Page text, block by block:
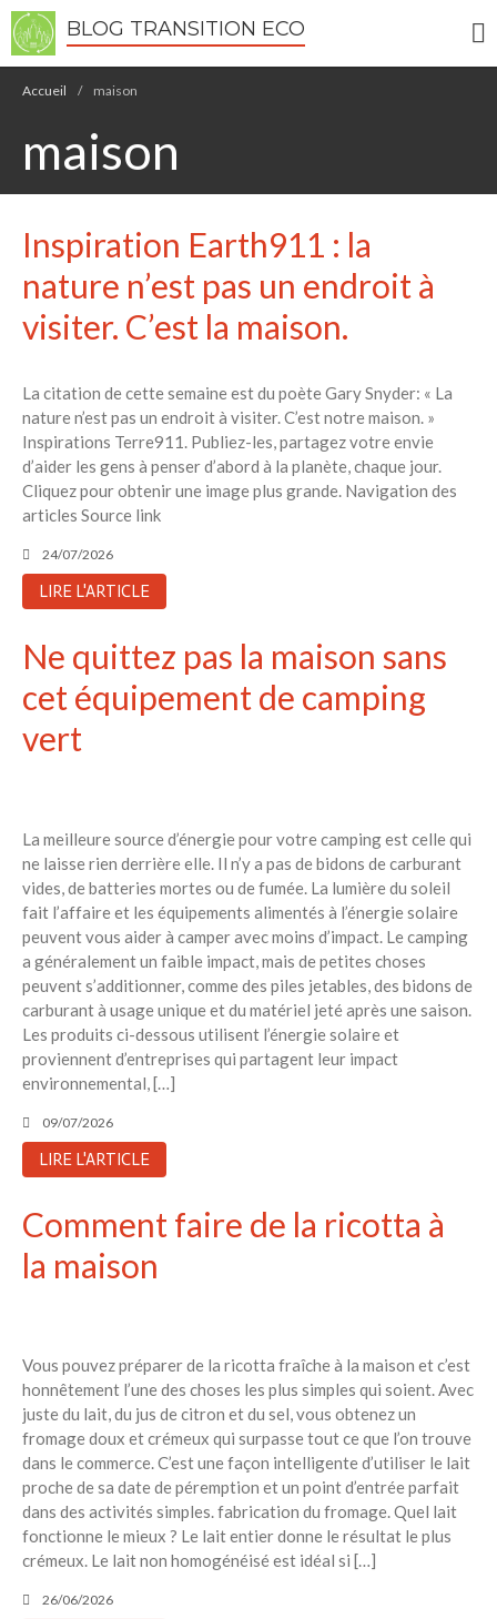
Développement durable
Permaculture
🌿Recettes Bio DIY
Rechercher
Recent Posts
Toits verts | Association
Permaculturelle
L’intelligence artificielle pour
succès d’une invasion – The
Applied Ecologist
Recent Comments
Aucun commentaire à afficher.
BLOG TRANSITION ECO
Accueil / maison
maison
Inspiration Earth911 : la
nature n’est pas un endroit à
visiter. C’est la maison.
La citation de cette semaine est du poète Gary Snyder: « La
nature n’est pas un endroit à visiter. C’est notre maison. »
Inspirations Terre911. Publiez-les, partagez votre envie
d’aider les gens à penser d’abord à la planète, chaque jour.
Cliquez pour obtenir une image plus grande. Navigation des
articles Source link
24/07/2026
LIRE L'ARTICLE
Ne quittez pas la maison sans
cet équipement de camping
vert
La meilleure source d’énergie pour votre camping est celle qui
ne laisse rien derrière elle. Il n’y a pas de bidons de carburant
vides, de batteries mortes ou de fumée. La lumière du soleil
fait l’affaire et les équipements alimentés à l’énergie solaire
peuvent vous aider à camper avec moins d’impact. Le camping
a généralement un faible impact, mais de petites choses
peuvent s’additionner, comme des piles jetables, des bidons de
carburant à usage unique et du matériel jeté après une saison.
Les produits ci-dessous utilisent l’énergie solaire et
proviennent d’entreprises qui partagent leur impact
environnemental, […]
09/07/2026
LIRE L'ARTICLE
Comment faire de la ricotta à
la maison
Vous pouvez préparer de la ricotta fraîche à la maison et c’est
honnêtement l’une des choses les plus simples qui soient. Avec
juste du lait, du jus de citron et du sel, vous obtenez un
fromage doux et crémeux qui surpasse tout ce que l’on trouve
dans le commerce. C’est une façon intelligente d’utiliser le lait
proche de sa date de péremption et un point d’entrée parfait
dans des activités simples. fabrication du fromage. Quel lait
fonctionne le mieux ? Le lait entier donne le résultat le plus
crémeux. Le lait non homogénéisé est idéal si […]
26/06/2026